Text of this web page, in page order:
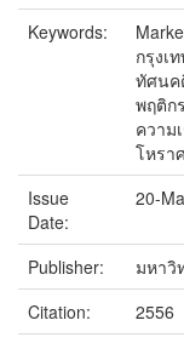
Keywords:
กรุงเ
ทัศนค
พฤติก
ความ
โหรา
Issue
Date:
20-
Publisher:
มหาวิ
Citation:
2556